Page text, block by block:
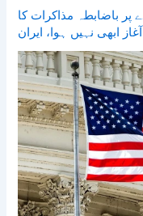
پر باضابطہ مذاکرات کا
آغاز ابھی نہیں ہوا، ایران